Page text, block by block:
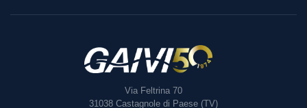
Via Feltrina 70
31038 Castagnole di Paese (TV)